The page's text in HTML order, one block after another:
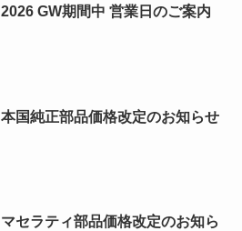
2026 GW期間中 営業日のご案内
本国純正部品価格改定のお知らせ
マセラティ部品価格改定のお知ら